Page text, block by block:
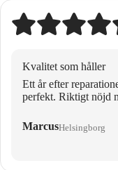
Kvalitet som håller
Ett år efter
perfekt. Riktigt nöjd
MarcusHelsingborg